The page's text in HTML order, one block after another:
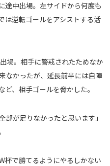
途中出場。左サイドから何度も
は逆転ゴールをアシストする活
場。相手に警戒されたためなか
なかったが、延長前半には自陣
、相手ゴールを脅かした。
が足りなかったと思います」
杯で勝てるようにやるしかない